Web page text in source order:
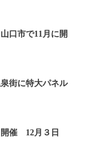
口市で11月に開
街に特大パネル
開催 12月３日